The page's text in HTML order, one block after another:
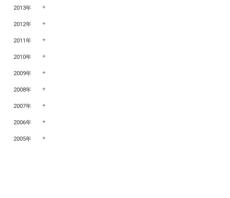
2013年
2012年
2011年
2010年
2009年
2008年
2007年
2006年
2005年